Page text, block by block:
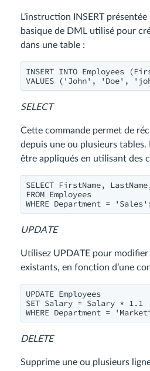
L’instruction INSERT
basique de DML utilisé pour
dans une table :
INSERT INTO Employees
VALUES ('John', 'Doe', '
SELECT
Cette commande permet de
depuis une ou plusieurs
être appliqués en utilisant des
SELECT FirstName,
FROM Employees
WHERE Department =
UPDATE
Utilisez UPDATE pour
existants, en fonction d’une
UPDATE Employees
SET Salary = Salary * 1.1
WHERE Department =
DELETE
Supprime une ou plusieurs